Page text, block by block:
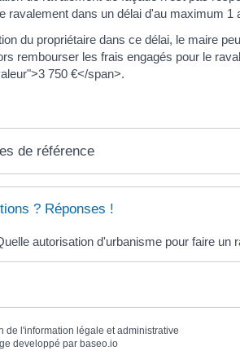
ravalement dans un délai d'au maximum 1
du propriétaire dans ce délai, le maire
rembourser les frais engagés pour le
750 €</span>.
de référence
? Réponses !
autorisation d'urbanisme pour faire un
de l'information légale et administrative
developpé par baseo.io